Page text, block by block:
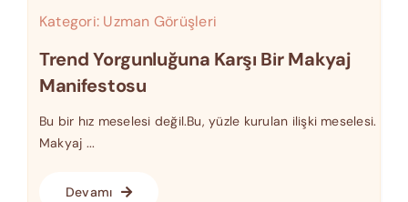
Kategori: Uzman Görüşleri
Trend Yorgunluğuna Karşı Bir Makyaj
Manifestosu
Bu bir hız meselesi değil.Bu, yüzle kurulan ilişki meselesi.
Makyaj ...
Devamı